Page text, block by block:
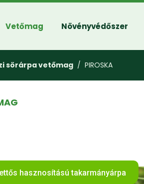
Vetőmag Növényvédőszer
sörárpa vetőmag / PIROSKA
hasznosítású takarmányárpa